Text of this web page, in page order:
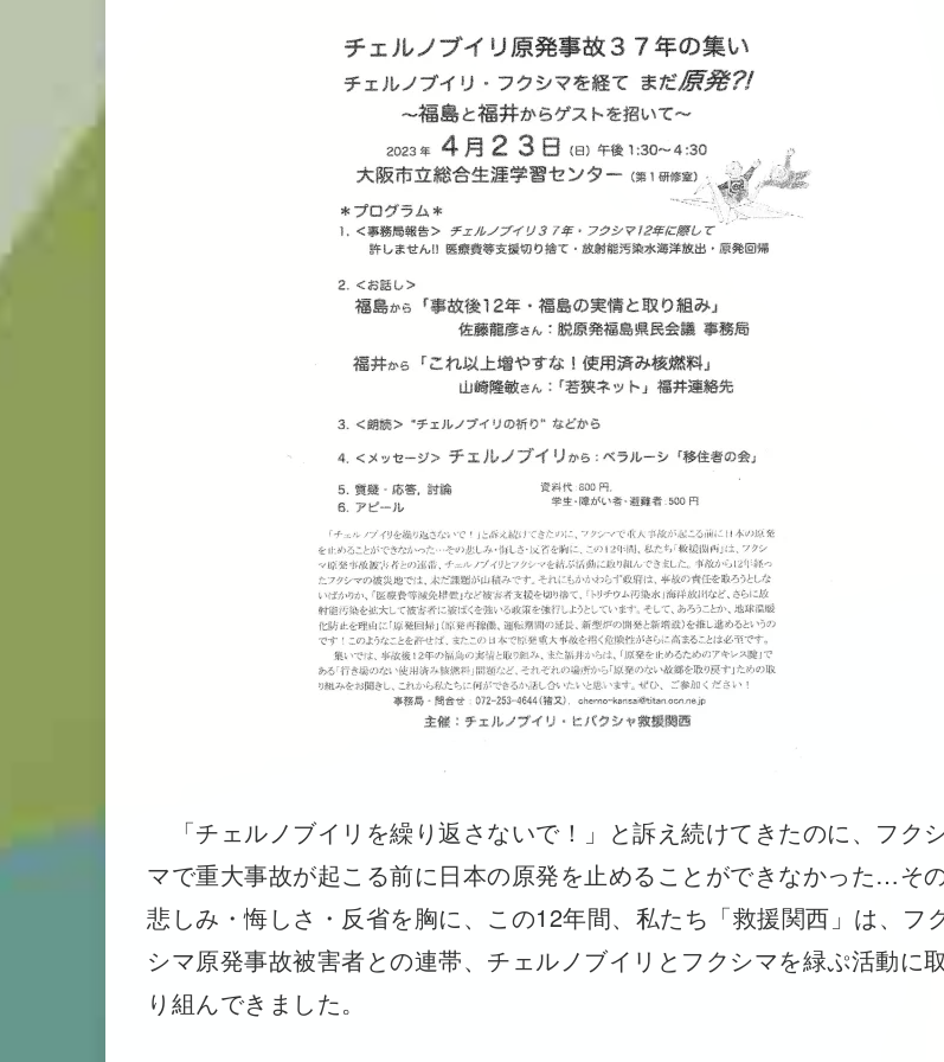
「チェルノブイリを繰り返さないで！」と訴え続けてきたのに、フク
マで重大事故が起こる前に日本の原発を止めることができなかった…そ
悲しみ・悔しさ・反省を胸に、この12年間、私たち「救援関西」は、フ
シマ原発事故被害者との連帯、チェルノブイリとフクシマを緑ぷ活動に取
り組んできました。